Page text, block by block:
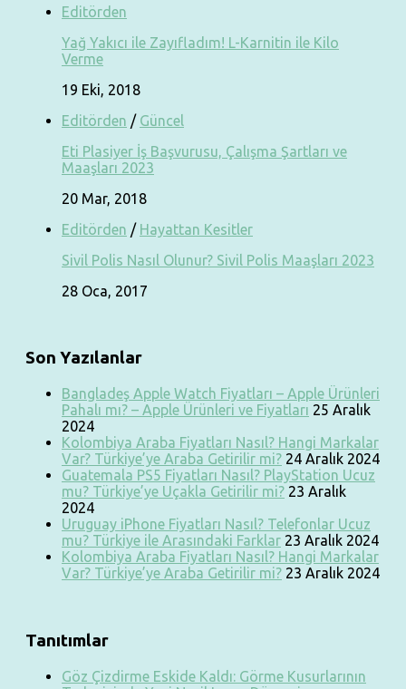
Editörden
Yağ Yakıcı ile Zayıfladım! L-Karnitin ile Kilo
Verme
19 Eki, 2018
Editörden / Güncel
Eti Plasiyer İş Başvurusu, Çalışma Şartları ve
Maaşları 2023
20 Mar, 2018
Editörden / Hayattan Kesitler
Sivil Polis Nasıl Olunur? Sivil Polis Maaşları 2023
28 Oca, 2017
Son Yazılanlar
Bangladeş Apple Watch Fiyatları – Apple Ürünleri
Pahalı mı? – Apple Ürünleri ve Fiyatları 25 Aralık
2024
Kolombiya Araba Fiyatları Nasıl? Hangi Markalar
Var? Türkiye’ye Araba Getirilir mi? 24 Aralık 2024
Guatemala PS5 Fiyatları Nasıl? PlayStation Ucuz
mu? Türkiye’ye Uçakla Getirilir mi? 23 Aralık
2024
Uruguay iPhone Fiyatları Nasıl? Telefonlar Ucuz
mu? Türkiye ile Arasındaki Farklar 23 Aralık 2024
Kolombiya Araba Fiyatları Nasıl? Hangi Markalar
Var? Türkiye’ye Araba Getirilir mi? 23 Aralık 2024
Tanıtımlar
Göz Çizdirme Eskide Kaldı: Görme Kusurlarının